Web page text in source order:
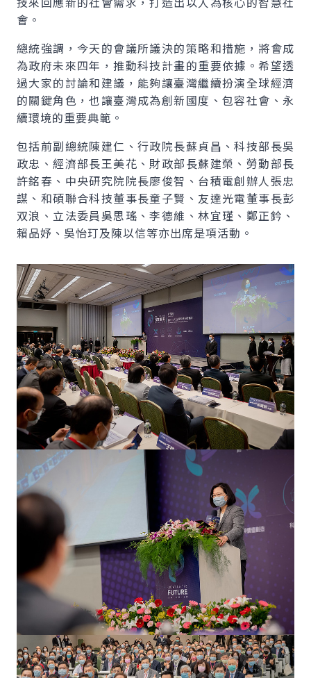
會。
總統強調，今天的會議所議決的策略和措施，將會成
為政府未來四年，推動科技計畫的重要依據。希望透
過大家的討論和建議，能夠讓臺灣繼續扮演全球經濟
的關鍵角色，也讓臺灣成為創新國度、包容社會、永
續環境的重要典範。
包括前副總統陳建仁、行政院長蘇貞昌、科技部長吳
政忠、經濟部長王美花、財政部長蘇建榮、勞動部長
許銘春、中央研究院院長廖俊智、台積電創辦人張忠
謀、和碩聯合科技董事長童子賢、友達光電董事長彭
双浪、立法委員吳思瑤、李德維、林宜瑾、鄭正鈐、
賴品妤、吳怡玎及陳以信等亦出席是項活動。